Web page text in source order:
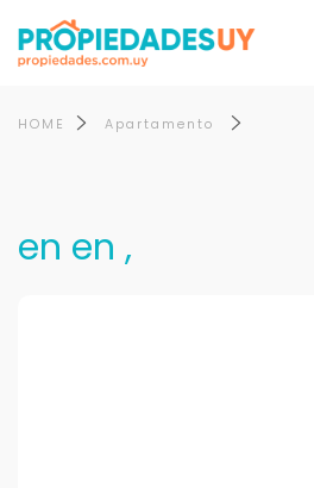
HOME Apartamento
en en ,